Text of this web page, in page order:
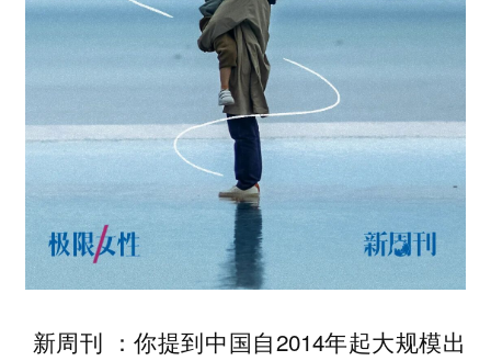
新周刊 ：你提到中国自2014年起大规模出